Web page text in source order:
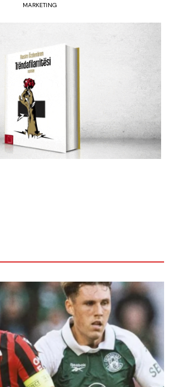
MARKETING